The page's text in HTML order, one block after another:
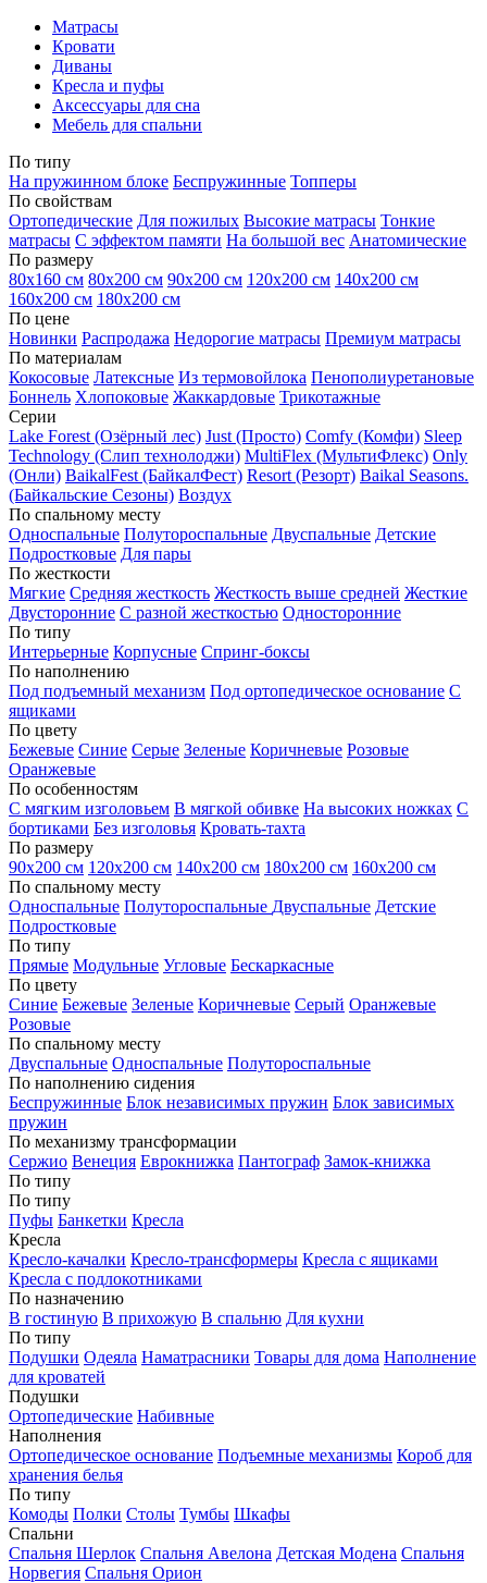
Матрасы
Кровати
Диваны
Кресла и пуфы
Аксессуары для сна
Мебель для спальни
По типу
На пружинном блоке Беспружинные Топперы
По свойствам
Ортопедические Для пожилых Высокие матрасы Тонкие
матрасы С эффектом памяти На большой вес Анатомические
По размеру
80х160 см 80х200 см 90х200 см 120х200 см 140х200 см
160х200 см 180х200 см
По цене
Новинки Распродажа Недорогие матрасы Премиум матрасы
По материалам
Кокосовые Латексные Из термовойлока Пенополиуретановые
Боннель Хлопоковые Жаккардовые Трикотажные
Серии
Lake Forest (Озёрный лес) Just (Просто) Comfy (Комфи) Sleep
Technology (Слип технолоджи) MultiFlex (МультиФлекс) Only
(Онли) BaikalFest (БайкалФест) Resort (Резорт) Baikal Seasons.
(Байкальские Сезоны) Воздух
По спальному месту
Односпальные Полутороспальные Двуспальные Детские
Подростковые Для пары
По жесткости
Мягкие Средняя жесткость Жесткость выше средней Жесткие
Двусторонние С разной жесткостью Односторонние
По типу
Интерьерные Корпусные Спринг-боксы
По наполнению
Под подъемный механизм Под ортопедическое основание С
ящиками
По цвету
Бежевые Синие Серые Зеленые Коричневые Розовые
Оранжевые
По особенностям
С мягким изголовьем В мягкой обивке На высоких ножках С
бортиками Без изголовья Кровать-тахта
По размеру
90х200 см 120х200 см 140х200 см 180х200 см 160х200 см
По спальному месту
Односпальные Полутороспальные Двуспальные Детские
Подростковые
По типу
Прямые Модульные Угловые Бескаркасные
По цвету
Синие Бежевые Зеленые Коричневые Серый Оранжевые
Розовые
По спальному месту
Двуспальные Односпальные Полутороспальные
По наполнению сидения
Беспружинные Блок независимых пружин Блок зависимых
пружин
По механизму трансформации
Сержио Венеция Еврокнижка Пантограф Замок-книжка
По типу
По типу
Пуфы Банкетки Кресла
Кресла
Кресло-качалки Кресло-трансформеры Кресла с ящиками
Кресла с подлокотниками
По назначению
В гостиную В прихожую В спальню Для кухни
По типу
Подушки Одеяла Наматрасники Товары для дома Наполнение
для кроватей
Подушки
Ортопедические Набивные
Наполнения
Ортопедическое основание Подъемные механизмы Короб для
хранения белья
По типу
Комоды Полки Столы Тумбы Шкафы
Спальни
Спальня Шерлок Спальня Авелона Детская Модена Спальня
Норвегия Спальня Орион